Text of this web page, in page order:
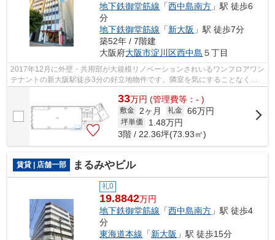
地下鉄御堂筋線 「西中島南方 」駅 徒歩6
分
地下鉄御堂筋線 「新大阪 」駅 徒歩7分
築52年 / 7階建
大阪府大阪市淀川区西中島 ５丁目
2017年12月に外壁・共用部が大規模リノベーションされいるワンフロアワン
テナントの新大阪駅徒歩3分の好立地物件です。隣室を気にすることなく、
プライベートなオフィス空間をお探しの...
33万円 (管理費等：- )
敷金 2ヶ月 礼金 66万円
坪単価 1.48万円
3階 / 22.36坪(73.93㎡)
賃貸 | 店舗一部 まるみやビル
礼0
19.8842万円
地下鉄御堂筋線 「西中島南方 」駅 徒歩4
分
東海道本線 「新大阪 」駅 徒歩15分